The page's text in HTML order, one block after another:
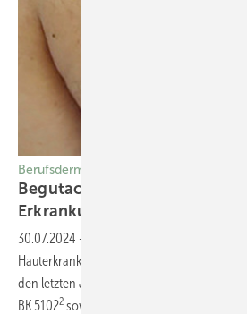
Berufsdermatologie
Begutachtung von
Erkrankungen in der
30.07.2024 -
Hauterkrankungen ist eine wichtige
den letzten Jahren nicht nur die BK 5101
BK 51022 sowie die BK 5103